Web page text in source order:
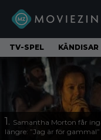
TV-SPEL KÄNDISAR
1. Samantha Morton får
längre: ”Jag är för gammal”